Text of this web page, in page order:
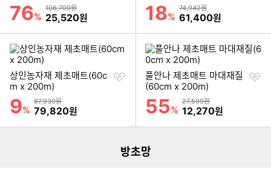
할인률
76%
상품금액
106,700원
할인금액
25,520원
할인률
18%
상품금액
74,942원
할인금액
61,400원
상인농자재 제초매트(60c
m x 200m)
할인률
9%
상품금액
87,930원
할인금액
79,820원
찜
풀안나 제초매트 마대재질
(60cm x 200m)
할인률
55%
상품금액
27,599원
할인금액
12,270원
찜
방초망